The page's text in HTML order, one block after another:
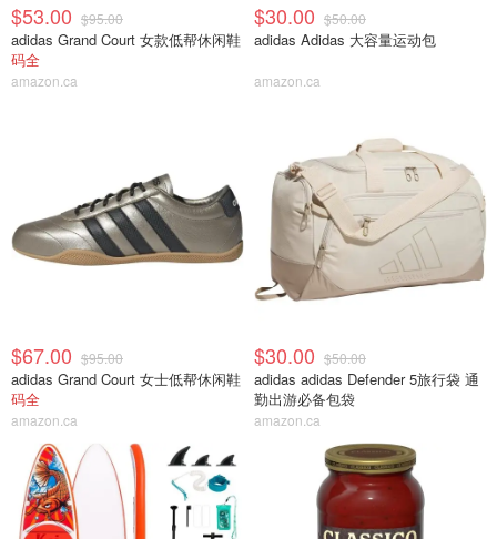
$53.00 $95.00
adidas Grand Court 女款低帮休闲鞋
码全
amazon.ca
$30.00 $50.00
adidas Adidas 大容量运动包
amazon.ca
$67.00 $95.00
adidas Grand Court 女士低帮休闲鞋
码全
amazon.ca
$30.00 $50.00
adidas adidas Defender 5旅行袋 通
勤出游必备包袋
amazon.ca